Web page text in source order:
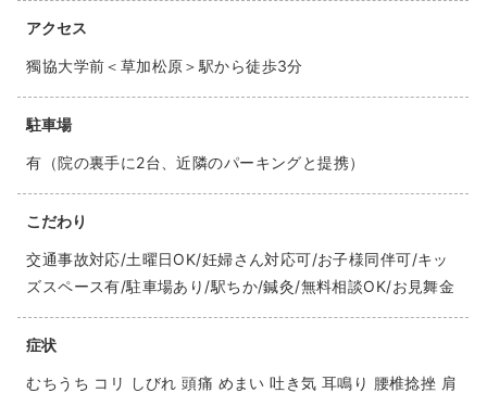
アクセス
獨協大学前＜草加松原＞駅から徒歩3分
駐車場
有（院の裏手に2台、近隣のパーキングと提携）
こだわり
交通事故対応/土曜日OK/妊婦さん対応可/お子様同伴可/キッ
ズスペース有/駐車場あり/駅ちか/鍼灸/無料相談OK/お見舞金
症状
むちうち コリ しびれ 頭痛 めまい 吐き気 耳鳴り 腰椎捻挫 肩